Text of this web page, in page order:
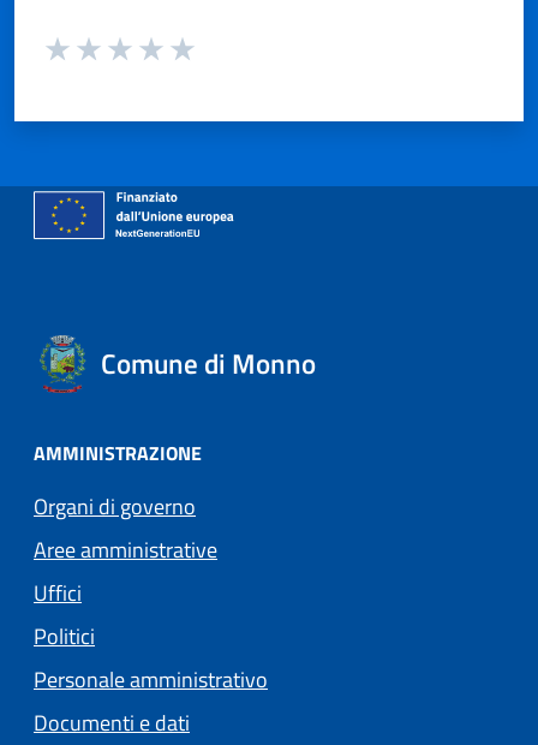
Valuta da 1 a 5 stelle la pagina
Comune di Monno
AMMINISTRAZIONE
Organi di governo
Aree amministrative
Uffici
Politici
Personale amministrativo
Documenti e dati